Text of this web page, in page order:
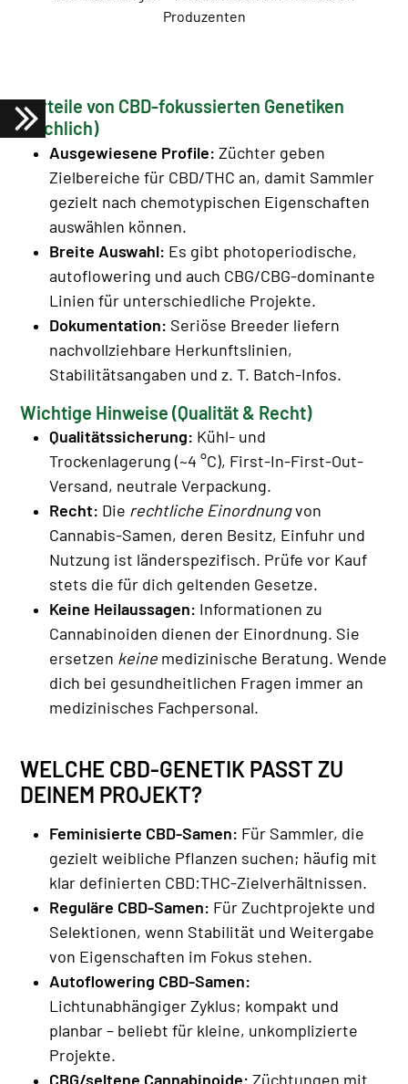
Produzenten
Vorteile von CBD-fokussierten Genetiken
(sachlich)
Ausgewiesene Profile: Züchter geben
Zielbereiche für CBD/THC an, damit Sammler
gezielt nach chemotypischen Eigenschaften
auswählen können.
Breite Auswahl: Es gibt photoperiodische,
autoflowering und auch CBG/CBG-dominante
Linien für unterschiedliche Projekte.
Dokumentation: Seriöse Breeder liefern
nachvollziehbare Herkunftslinien,
Stabilitätsangaben und z. T. Batch-Infos.
Wichtige Hinweise (Qualität & Recht)
Qualitätssicherung: Kühl- und
Trockenlagerung (~4 °C), First-In-First-Out-
Versand, neutrale Verpackung.
Recht: Die rechtliche Einordnungvon
Cannabis-Samen, deren Besitz, Einfuhr und
Nutzung ist länderspezifisch. Prüfe vor Kauf
stets die für dich geltenden Gesetze.
Keine Heilaussagen: Informationen zu
Cannabinoiden dienen der Einordnung. Sie
ersetzen keine medizinische Beratung. Wende
dich bei gesundheitlichen Fragen immer an
medizinisches Fachpersonal.
WELCHE CBD-GENETIK PASST ZU
DEINEM PROJEKT?
Feminisierte CBD-Samen: Für Sammler, die
gezielt weibliche Pflanzen suchen; häufig mit
klar definierten CBD:THC-Zielverhältnissen.
Reguläre CBD-Samen: Für Zuchtprojekte und
Selektionen, wenn Stabilität und Weitergabe
von Eigenschaften im Fokus stehen.
Autoflowering CBD-Samen:
Lichtunabhängiger Zyklus; kompakt und
planbar – beliebt für kleine, unkomplizierte
Projekte.
CBG/seltene Cannabinoide: Züchtungen mit